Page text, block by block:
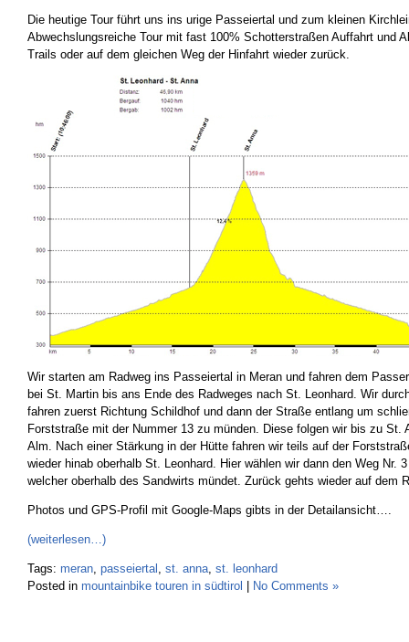
Die heutige Tour führt uns ins urige Passeiertal und zum kleinen
Abwechslungsreiche Tour mit fast 100% Schotterstraßen Auffahrt und
Trails oder auf dem gleichen Weg der Hinfahrt wieder zurück.
Wir starten am Radweg ins Passeiertal in Meran und fahren dem
bei St. Martin bis ans Ende des Radweges nach St. Leonhard. Wir
fahren zuerst Richtung Schildhof und dann der Straße entlang um
Forststraße mit der Nummer 13 zu münden. Diese folgen wir bis zu St.
Alm. Nach einer Stärkung in der Hütte fahren wir teils auf der
wieder hinab oberhalb St. Leonhard. Hier wählen wir dann den Weg Nr.
welcher oberhalb des Sandwirts mündet. Zurück gehts wieder auf dem
Photos und GPS-Profil mit Google-Maps gibts in der Detailansicht….
(weiterlesen…)
Tags: meran, passeiertal , st. anna, st. leonhard
Posted in mountainbike touren in südtirol No Comments »